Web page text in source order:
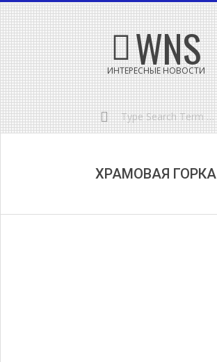
Skip
to
content
Secondary
Navigation
Menu
WNS
ИНТЕРЕСНЫЕ НОВОСТИ
Search
ХРАМОВАЯ ГОРКА